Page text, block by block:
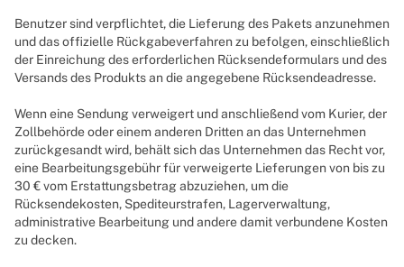
Benutzer sind verpflichtet, die Lieferung des Pakets anzunehmen
und das offizielle Rückgabeverfahren zu befolgen, einschließlich
der Einreichung des erforderlichen Rücksendeformulars und des
Versands des Produkts an die angegebene Rücksendeadresse.
Wenn eine Sendung verweigert und anschließend vom Kurier, der
Zollbehörde oder einem anderen Dritten an das Unternehmen
zurückgesandt wird, behält sich das Unternehmen das Recht vor,
eine Bearbeitungsgebühr für verweigerte Lieferungen von bis zu
30 € vom Erstattungsbetrag abzuziehen, um die
Rücksendekosten, Spediteurstrafen, Lagerverwaltung,
administrative Bearbeitung und andere damit verbundene Kosten
zu decken.